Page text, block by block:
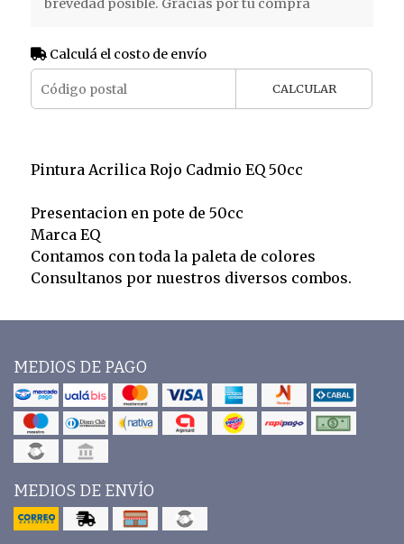
brevedad posible. Gracias por tu compra
Calculá el costo de envío
CALCULAR
Pintura Acrilica Rojo Cadmio EQ 50cc
Presentacion en pote de 50cc
Marca EQ
Contamos con toda la paleta de colores
Consultanos por nuestros diversos combos.
MEDIOS DE PAGO
MEDIOS DE ENVÍO